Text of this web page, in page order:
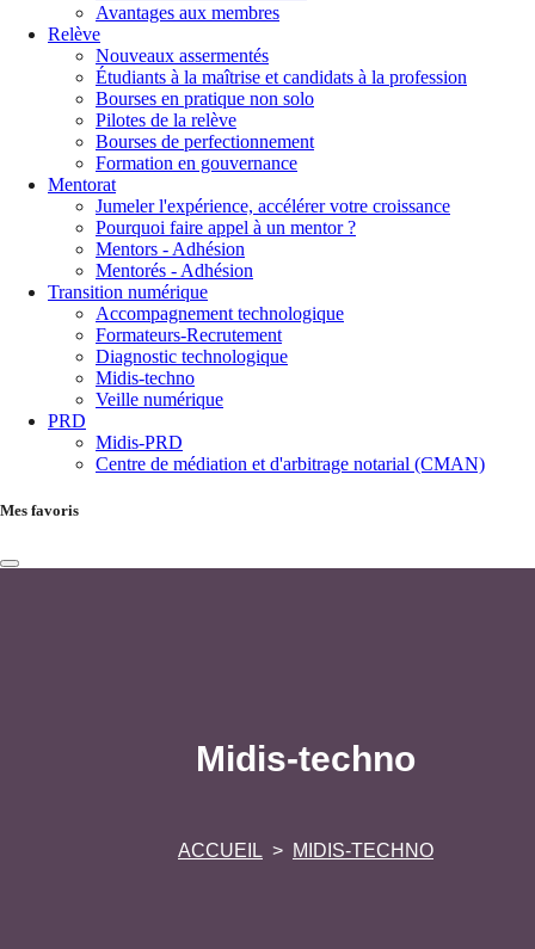
Avantages aux membres
Relève
Nouveaux assermentés
Étudiants à la maîtrise et candidats à la profession
Bourses en pratique non solo
Pilotes de la relève
Bourses de perfectionnement
Formation en gouvernance
Mentorat
Jumeler l'expérience, accélérer votre croissance
Pourquoi faire appel à un mentor ?
Mentors - Adhésion
Mentorés - Adhésion
Transition numérique
Accompagnement technologique
Formateurs-Recrutement
Diagnostic technologique
Midis-techno
Veille numérique
PRD
Midis-PRD
Centre de médiation et d'arbitrage notarial (CMAN)
Mes favoris
Midis-techno
ACCUEIL MIDIS-TECHNO